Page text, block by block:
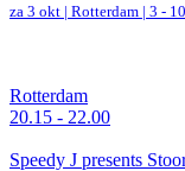
za 3 okt | Rotterdam | 3 -
Rotterdam
20.15 - 22.00
Speedy J presents